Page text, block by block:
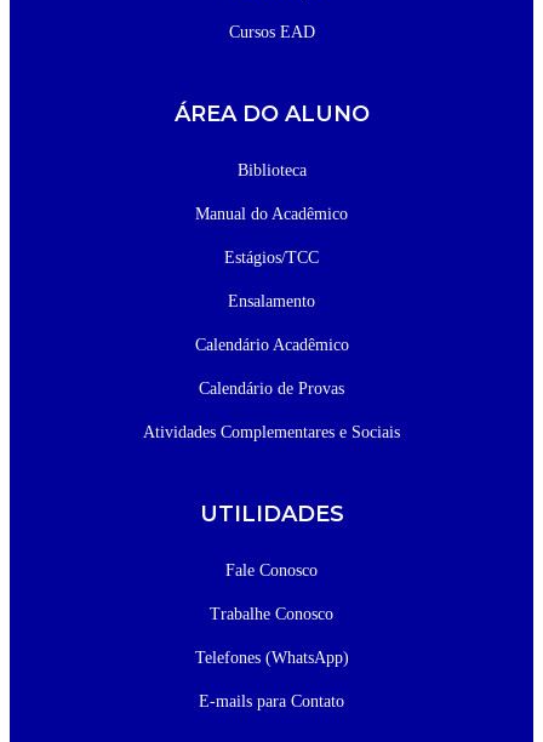
Cursos EAD
ÁREA DO ALUNO
Biblioteca
Manual do Acadêmico
Estágios/TCC
Ensalamento
Calendário Acadêmico
Calendário de Provas
Atividades Complementares e Sociais
UTILIDADES
Fale Conosco
Trabalhe Conosco
Telefones (WhatsApp)
E-mails para Contato